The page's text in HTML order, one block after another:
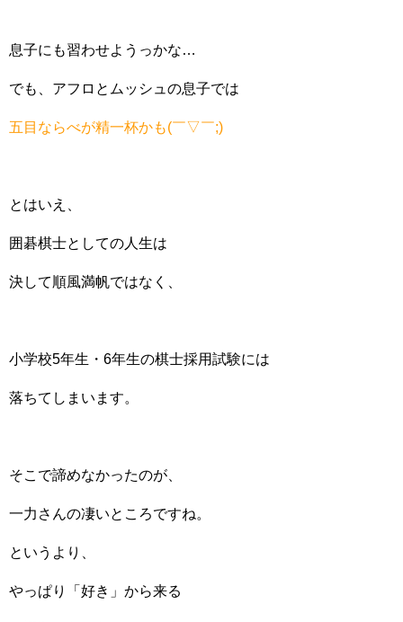
息子にも習わせようっかな…
でも、アフロとムッシュの息子では
五目ならべが精一杯かも(￣▽￣;)
とはいえ、
囲碁棋士としての人生は
決して順風満帆ではなく、
小学校5年生・6年生の棋士採用試験には
落ちてしまいます。
そこで諦めなかったのが、
一力さんの凄いところですね。
というより、
やっぱり「好き」から来る